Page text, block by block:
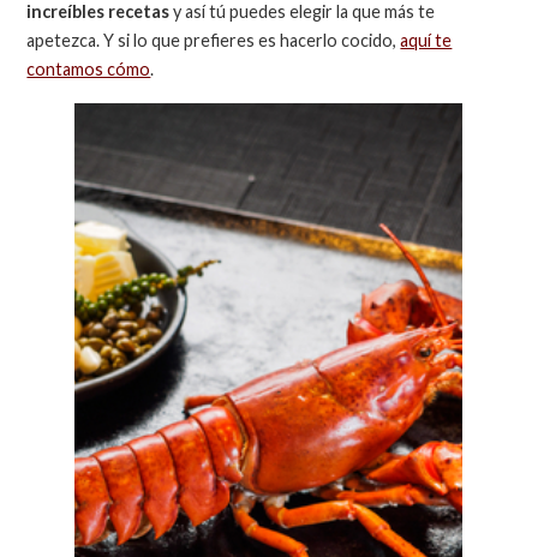
increíbles recetasy así tú puedes elegir la que más te
apetezca. Y si lo que prefieres es hacerlo cocido,aquí te
contamos cómo.